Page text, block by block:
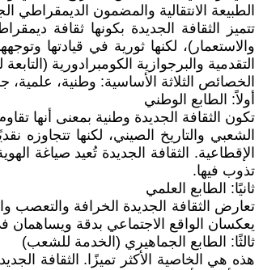
الطبيعة الانتقالية والمضمون الديمقراطي
تتميز الثقافة الجديدة بكونها ثقافة
والاستعمار)، لكنها ثورية في قيادتها
التقدمية والبرجوازية الكومبرادورية
الخصائص الثلاثة الأساسية: وطنية، علمية،
أولاً: الطابع الوطني
تكون الثقافة الجديدة وطنية بمعنى أنها
الشعبي والتاريخ الصيني، لكنها تتجاوزه
الإقطاعية. الثقافة الجديدة تُعيد صياغة
تذوب فيها.
ثانيًا: الطابع العلمي
تعارض الثقافة الجديدة الخرافة والتعصب
يعكسان الواقع الاجتماعي بدقة
ثالثًا: الطابع الجماهيري (الخدمة للشعب)